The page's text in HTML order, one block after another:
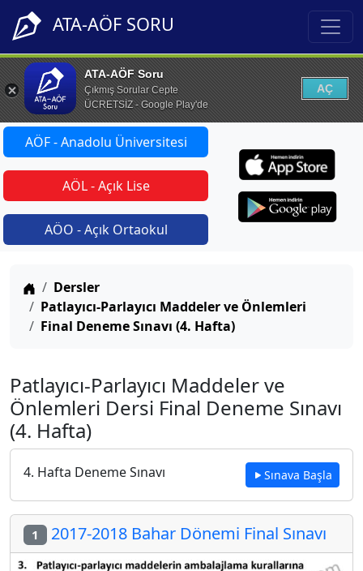
ATA-AÖF SORU
ATA-AÖF Soru
Çıkmış Sorular Cepte
ÜCRETSİZ - Google Play'de
AÇ
AÖF - Anadolu Üniversitesi
AÖL - Açık Lise
AÖO - Açık Ortaokul
Anasayfa
Dersler
Patlayıcı-Parlayıcı Maddeler ve Önlemleri
Final Deneme Sınavı (4. Hafta)
Patlayıcı-Parlayıcı Maddeler ve
Önlemleri Dersi Final Deneme Sınavı
(4. Hafta)
4. Hafta Deneme Sınavı Sınava Başla
1 2017-2018 Bahar Dönemi Final Sınavı